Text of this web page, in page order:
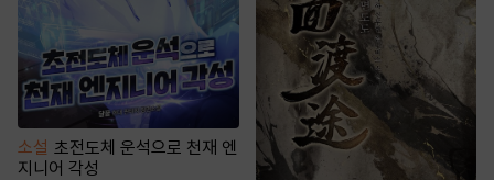
소설 초전도체 운석으로 천재 엔
지니어 각성